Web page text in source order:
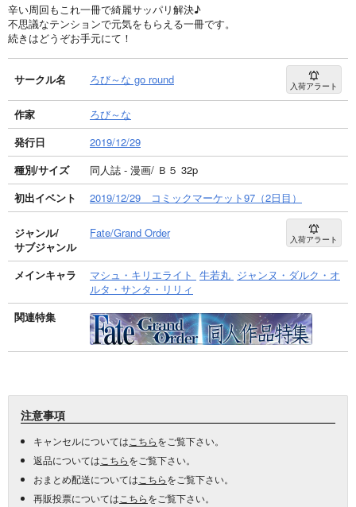
辛い周回もこれ一冊で綺麗サッパリ解決♪
不思議なテンションで元気をもらえる一冊です。
続きはどうぞお手元にて！
サークル名 ろび～な go round 入荷アラート
作家
ろび～な
発行日
2019/12/29
種別/サイズ
同人誌 - 漫画/ Ｂ５ 32p
初出イベント
2019/12/29 コミックマーケット97（2日目）
ジャンル/
サブジャンル
Fate/Grand Order 入荷アラート
メインキャラ マシュ・キリエライト 牛若丸 ジャンヌ・ダルク・オ
ルタ・サンタ・リリィ
関連特集
注意事項
キャンセルについては こちらをご覧下さい。
返品については こちらをご覧下さい。
おまとめ配送については こちらをご覧下さい。
再販投票については こちらをご覧下さい。